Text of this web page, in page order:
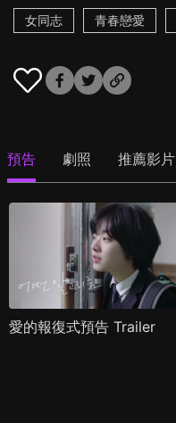
女同志
青春戀愛
預告 劇照 推薦影片
愛的報復式預告 Trailer